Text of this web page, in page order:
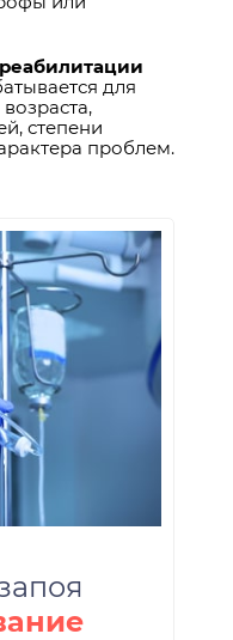
реабилитации
для
степени
проблем.